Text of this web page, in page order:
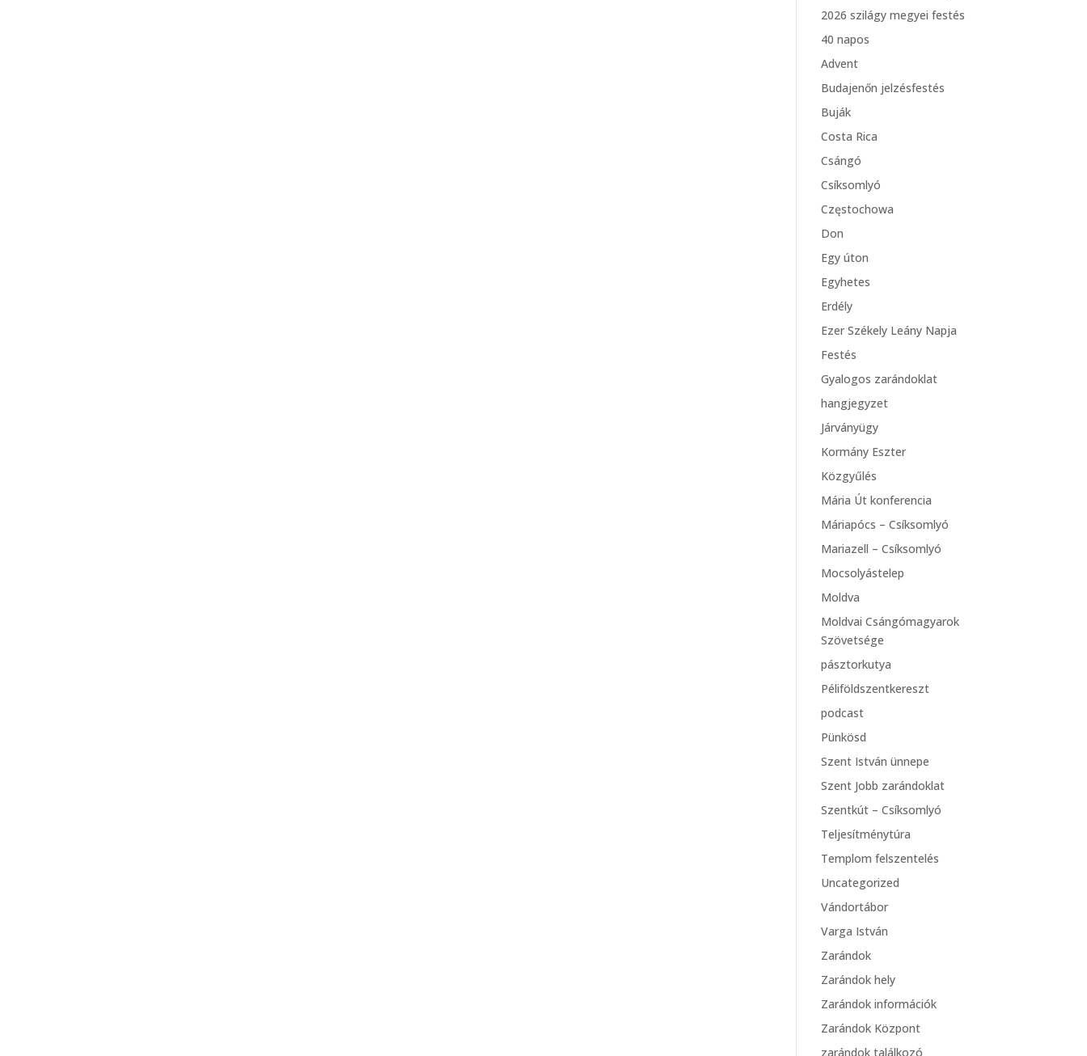
2026 szilágy megyei festés
40 napos
Advent
Budajenőn jelzésfestés
Buják
Costa Rica
Csángó
Csíksomlyó
Częstochowa
Don
Egy úton
Egyhetes
Erdély
Ezer Székely Leány Napja
Festés
Gyalogos zarándoklat
hangjegyzet
Járványügy
Kormány Eszter
Közgyűlés
Mária Út konferencia
Máriapócs – Csíksomlyó
Mariazell – Csíksomlyó
Mocsolyástelep
Moldva
Moldvai Csángómagyarok
Szövetsége
pásztorkutya
Péliföldszentkereszt
podcast
Pünkösd
Szent István ünnepe
Szent Jobb zarándoklat
Szentkút – Csíksomlyó
Teljesítménytúra
Templom felszentelés
Uncategorized
Vándortábor
Varga István
Zarándok
Zarándok hely
Zarándok információk
Zarándok Központ
zarándok találkozó